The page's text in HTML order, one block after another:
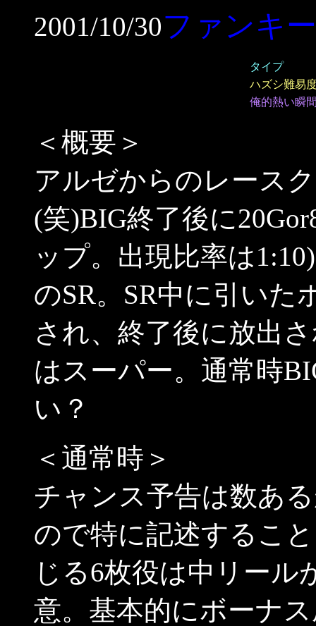
2001/10/30ファンキ
タイプ
ハズシ難易
俺的熱い瞬
＜概要＞
アルゼからのレース
(笑)BIG終了後に
ップ。出現比率は
のSR。SR中に引い
され、終了後に放出
はスーパー。通常時
い？
＜通常時＞
チャンス予告は数あ
ので特に記述するこ
じる6枚役は中リー
意。基本的にボーナ